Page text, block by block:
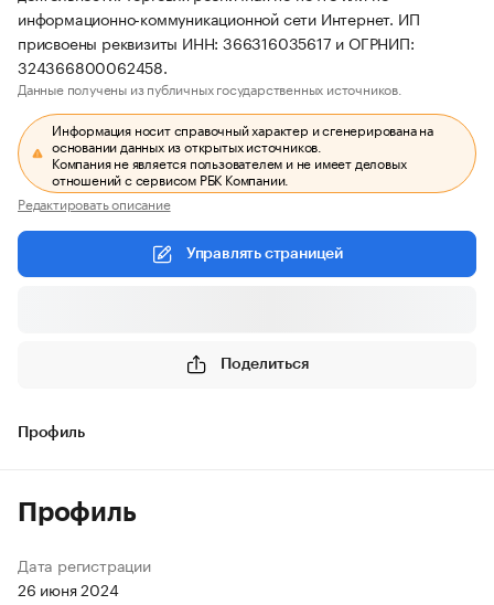
информационно-коммуникационной сети Интернет. ИП
присвоены реквизиты ИНН: 366316035617 и ОГРНИП:
324366800062458.
Данные получены из публичных государственных источников.
Информация носит справочный характер и сгенерирована на
основании данных из открытых источников.
Компания не является пользователем и не имеет деловых
отношений с сервисом РБК Компании.
Редактировать описание
Управлять страницей
Поделиться
Профиль
Профиль
Дата регистрации
26 июня 2024